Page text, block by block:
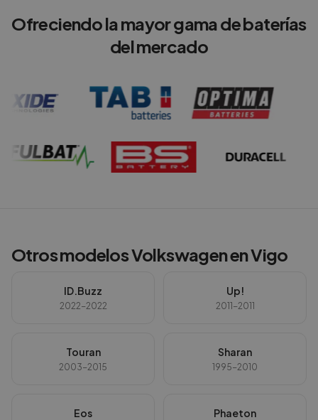
Ofreciendo la mayor gama de baterías
del mercado
Otros modelosVolkswagenenVigo
ID.Buzz
2022-2022
Up!
2011-2011
Touran
2003-2015
Sharan
1995-2010
Eos Phaeton